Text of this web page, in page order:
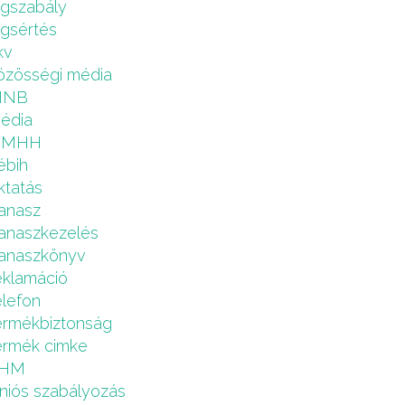
média
cimke
szabályozás